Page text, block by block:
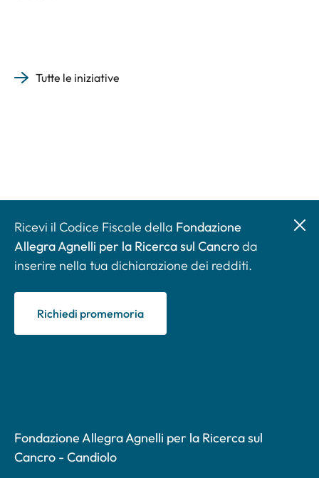
Tutte le iniziative
Ricevi il Codice Fiscale della Fondazione
Allegra Agnelli per la Ricerca sul Cancroda
inserire nella tua dichiarazione dei redditi.
Richiedi promemoria
Fondazione Allegra Agnelli per la Ricerca sul
Cancro - Candiolo